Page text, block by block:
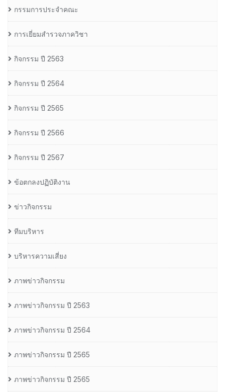
กรรมการประจำคณะ
การเยี่ยมสำรวจภาควิชา
กิจกรรม ปี 2563
กิจกรรม ปี 2564
กิจกรรม ปี 2565
กิจกรรม ปี 2566
กิจกรรม ปี 2567
ข้อตกลงปฏิบัติงาน
ข่าวกิจกรรม
ทีมบริหาร
บริหารความเสี่ยง
ภาพข่าวกิจกรรม
ภาพข่าวกิจกรรม ปี 2563
ภาพข่าวกิจกรรม ปี 2564
ภาพข่าวกิจกรรม ปี 2565
ภาพข่าวกิจกรรม ปี 2565